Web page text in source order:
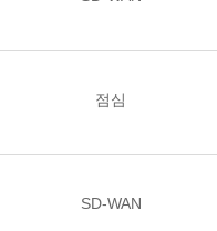
점심
SD-WAN